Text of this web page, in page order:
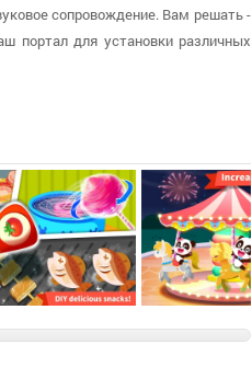
сопровождение. Вам решать -
портал для установки различных